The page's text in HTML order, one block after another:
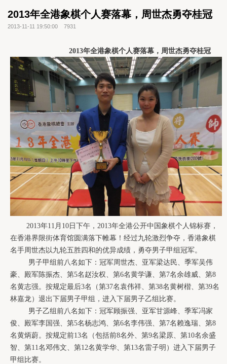
2013年全港象棋个人赛落幕，周世杰勇夺桂冠
2013-11-11 19:50:00 7931
2013年全港象棋个人赛落幕， 周世杰勇夺桂冠
2013年11 月 10日下午 ， 2013年全港公开中国象棋个人锦标赛，
在香港界限街体育馆圆满落下帷幕！ 经过九轮激烈争夺，香港象棋
名手周世杰以九轮五胜四和的优异成绩，勇夺男子甲组冠军。
男子甲组前八名如下：冠军周世杰、亚军梁达民、季军吴伟
豪、殿军陈振杰、第5名赵汝权、第6名黄学谦、第7名余雄威、第8
名黄志强。按规定最后3名（第37名袁伟祥、第38名黄树楷、第39名
林嘉龙）退出下届男子甲组，进入下届男子乙组比赛。
男子乙组前八名如下：冠军顾振强、亚军甘源峰、季军冯家
俊、殿军李国强、第5名杨志鸿、第6名李伟强、第7名赖逸瑞、第8
名黄炳蔚。 按规定前13名（包括前8名外、第9名梁原、第10名余盛
智、第11名邓伟文、第12名黄学华、第13名雷子明）进入下届男子
甲组比赛。